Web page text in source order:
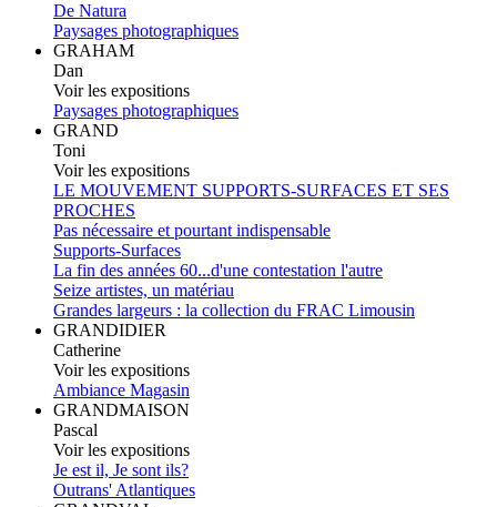
De Natura
Paysages photographiques
GRAHAM
Dan
Voir les expositions
Paysages photographiques
GRAND
Toni
Voir les expositions
LE MOUVEMENT SUPPORTS-SURFACES ET SES
PROCHES
Pas nécessaire et pourtant indispensable
Supports-Surfaces
La fin des années 60...d'une contestation l'autre
Seize artistes, un matériau
Grandes largeurs : la collection du FRAC Limousin
GRANDIDIER
Catherine
Voir les expositions
Ambiance Magasin
GRANDMAISON
Pascal
Voir les expositions
Je est il, Je sont ils?
Outrans' Atlantiques